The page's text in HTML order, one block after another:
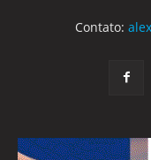
Contato: